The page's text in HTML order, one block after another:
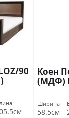
90
Коен
(МДФ)
Ширина
58.5см